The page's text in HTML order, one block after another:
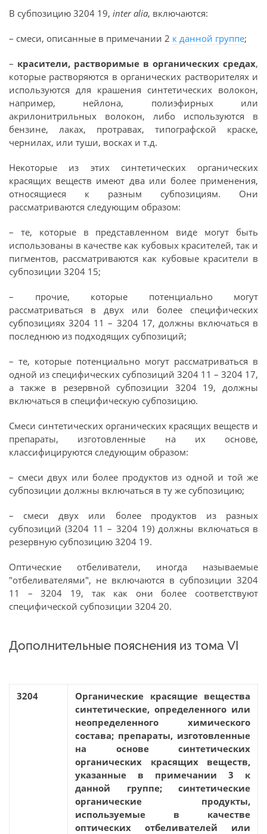
В субпозицию 3204 19, inter alia, включаются:
– смеси, описанные в примечании 2 к данной группе;
– красители, растворимые в органических средах,
которые растворяются в органических растворителях и
используются для крашения синтетических волокон,
например, нейлона, полиэфирных или
акрилонитрильных волокон, либо используются в
бензине, лаках, протравах, типографской краске,
чернилах, или туши, восках и т.д.
Некоторые из этих синтетических органических
красящих веществ имеют два или более применения,
относящиеся к разным субпозициям. Они
рассматриваются следующим образом:
– те, которые в представленном виде могут быть
использованы в качестве как кубовых красителей, так и
пигментов, рассматриваются как кубовые красители в
субпозиции 3204 15;
– прочие, которые потенциально могут
рассматриваться в двух или более специфических
субпозициях 3204 11 – 3204 17, должны включаться в
последнюю из подходящих субпозиций;
– те, которые потенциально могут рассматриваться в
одной из специфических субпозиций 3204 11 – 3204 17,
а также в резервной субпозиции 3204 19, должны
включаться в специфическую субпозицию.
Смеси синтетических органических красящих веществ и
препараты, изготовленные на их основе,
классифицируются следующим образом:
– смеси двух или более продуктов из одной и той же
субпозиции должны включаться в ту же субпозицию;
– смеси двух или более продуктов из разных
субпозиций (3204 11 – 3204 19) должны включаться в
резервную субпозицию 3204 19.
Оптические отбеливатели, иногда называемые
"отбеливателями", не включаются в субпозиции 3204
11 – 3204 19, так как они более соответствуют
специфической субпозиции 3204 20.
Дополнительные пояснения из тома VI
3204
Органические красящие вещества
синтетические, определенного или
неопределенного химического
состава; препараты, изготовленные
на основе синтетических
органических красящих веществ,
указанные в примечании 3 к
данной группе; синтетические
органические продукты,
используемые в качестве
оптических отбеливателей или